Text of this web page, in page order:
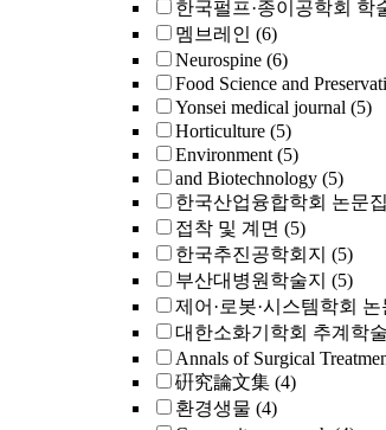
한국펄프·종이공학회 학
멤브레인 (6)
Neurospine (6)
Food Science and
Yonsei medical journal (5)
Horticulture (5)
Environment (5)
and Biotechnology (5)
한국산업융합학회 논문집
접착 및 계면 (5)
한국추진공학회지 (5)
부산대병원학술지 (5)
제어·로봇·시스템학회 논
대한소화기학회 추계학
Annals of Surgical
硏究論文集 (4)
환경생물 (4)